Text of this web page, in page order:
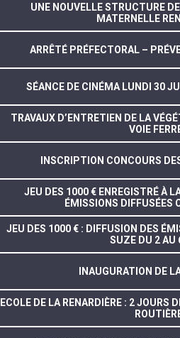
UNE NOUVELLE STRUCTURE
MATERNELLE
ARRÊTÉ PRÉFECTORAL –
SÉANCE DE CINÉMA LUNDI 30
TRAVAUX D’ENTRETIEN DE LA
VOIE
INSCRIPTION CONCOURS
JEU DES 1000 € ENREGISTRÉ À
ÉMISSIONS DIFFUSÉES
JEU DES 1000 € : DIFFUSION DES
SUZE DU 2 AU
INAUGURATION DE
ECOLE DE LA RENARDIÈRE : 2 JOURS